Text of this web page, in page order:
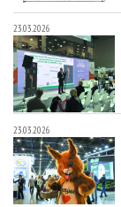
23.03.2026
23.03.2026